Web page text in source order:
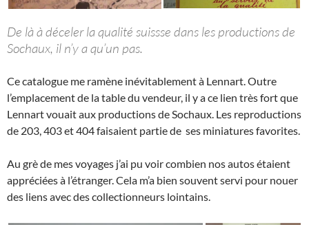
De là à déceler la qualité suissse dans les productions de
Sochaux, il n’y a qu’un pas.
Ce catalogue me ramène inévitablement à Lennart. Outre
l’emplacement de la table du vendeur, il y a ce lien très fort que
Lennart vouait aux productions de Sochaux. Les reproductions
de 203, 403 et 404 faisaient partie de ses miniatures favorites.
Au grè de mes voyages j’ai pu voir combien nos autos étaient
appréciées à l’étranger. Cela m’a bien souvent servi pour nouer
des liens avec des collectionneurs lointains.